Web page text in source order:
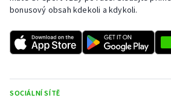
Short track
Sportovní střelba
bonusový obsah kdekoli a kdykoli.
SOCIÁLNÍ SÍTĚ